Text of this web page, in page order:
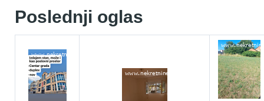
Poslednji oglas